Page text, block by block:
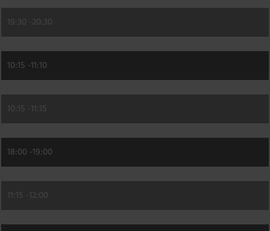
19:30 - 20:30
10:15 -11:10
10:15 - 11:15
18:00 -19:00
11:15 - 12:00